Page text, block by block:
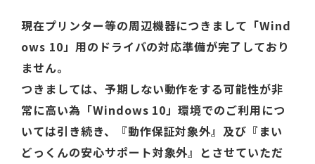
現在プリンター等の周辺機器につきまして「Wind
ows 10」用のドライバの対応準備が完了しており
ません。
つきましては、予期しない動作をする可能性が非
常に高い為「Windows 10」環境でのご利用につ
いては引き続き、『動作保証対象外』及び『まい
どっくんの安心サポート対象外』とさせていただ